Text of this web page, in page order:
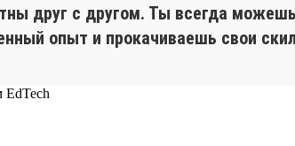
друг с другом. Ты всегда можешь
опыт и прокачиваешь свои